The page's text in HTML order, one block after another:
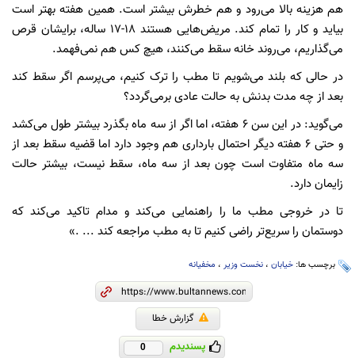
هم هزینه بالا می‌رود و هم خطرش بیشتر است. همین هفته بهتر است
بیاید و کار را تمام کند. مریض‌هایی هستند 18-17 ساله، برایشان قرص
می‌گذاریم، می‌روند خانه سقط می‌کنند، هیچ کس هم نمی‌فهمد.
در حالی که بلند می‌شویم تا مطب را ترک کنیم، می‌پرسم اگر سقط کند
بعد از چه مدت بدنش به حالت عادی برمی‌گردد؟
می‌گوید: در این سن 6 هفته، اما اگر از سه ماه بگذرد بیشتر طول می‌کشد
و حتی 6 هفته دیگر احتمال بارداری هم وجود دارد اما قضیه سقط بعد از
سه ماه متفاوت است چون بعد از سه ماه، سقط نیست، بیشتر حالت
زایمان دارد.
تا در خروجی مطب ما را راهنمایی می‌کند و مدام تاکید می‌کند که
دوستمان را سریع‌تر راضی کنیم تا به مطب مراجعه کند ... .»
برچسب ها: خیابان ، نخست وزیر ، مخفیانه
گزارش خطا
پسندیدم 0